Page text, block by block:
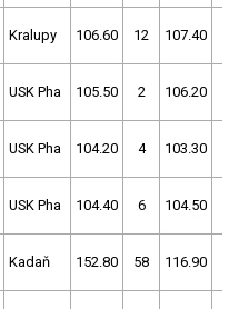
Kralupy 106.60 12 107.40
USK Pha 105.50 2 106.20
USK Pha 104.20 4 103.30
USK Pha 104.40 6 104.50
Kadaň 152.80 58 116.90